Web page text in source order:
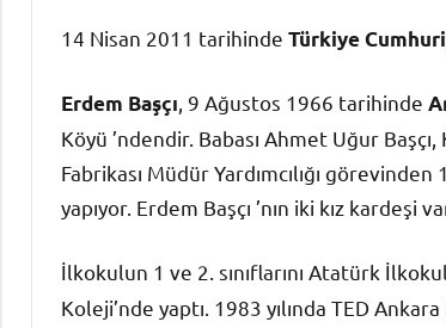
14 Nisan 2011 tarihinde Türkiye
Erdem Başçı , 9 Ağustos 1966 tarihinde
Köyü ’ndendir. Babası Ahmet Uğur
Fabrikası Müdür Yardımcılığı görevinden
yapıyor. Erdem Başçı ’nın iki kız kardeşi
İlkokulun 1 ve 2. sınıflarını Atatürk
Koleji’nde yaptı. 1983 yılında TED